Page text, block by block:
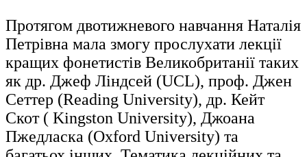
Протягом двотижневого навчання Наталія
Петрівна мала змогу прослухати лекції
кращих фонетистів Великобританії таких
як др. Джеф Ліндсей (UCL), проф. Джен
Сеттер (Reading University), др. Кейт
Скот ( Kingston University), Джоана
Пжедласка (Oxford University) та